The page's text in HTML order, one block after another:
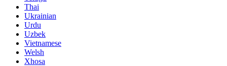
Thai
Ukrainian
Urdu
Uzbek
Vietnamese
Welsh
Xhosa